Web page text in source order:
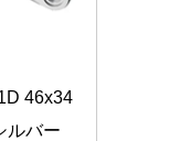
46x34
ルバー